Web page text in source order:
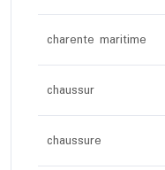
charente maritime
chaussur
chaussure